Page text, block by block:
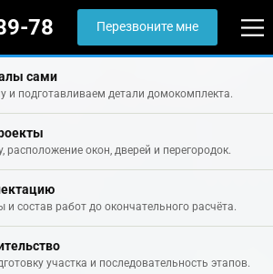
78 Перезвоните мне
сами
и подготавливаем детали домокомплекта.
расположение окон, дверей и перегородок.
состав работ до окончательного расчёта.
участка и последовательность этапов.